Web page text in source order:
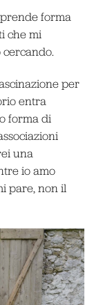
prende forma
che mi
per
entra
forma di
una
io amo
pare, non il